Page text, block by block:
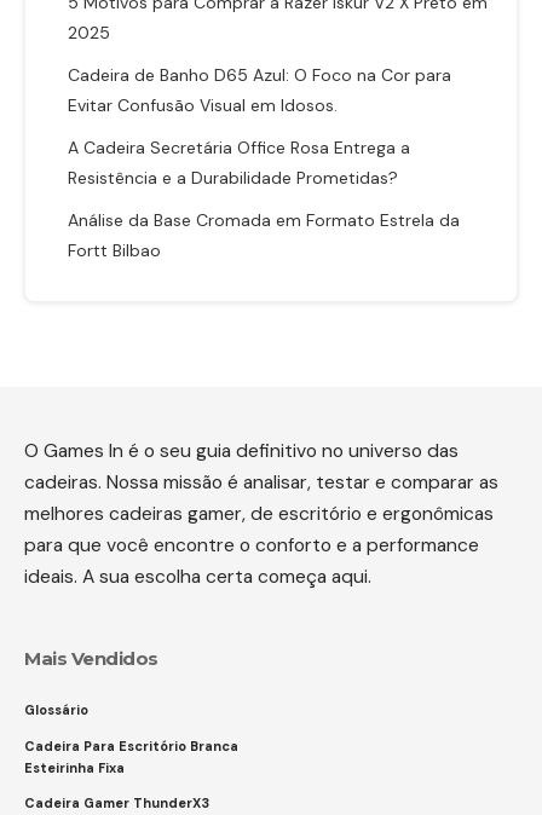
2025
Cadeira de Banho D65 Azul: O Foco na Cor para
Evitar Confusão Visual em Idosos.
A Cadeira Secretária Office Rosa Entrega a
Resistência e a Durabilidade Prometidas?
Análise da Base Cromada em Formato Estrela da
Fortt Bilbao
O Games In é o seu guia definitivo no universo das
cadeiras. Nossa missão é analisar, testar e comparar as
melhores cadeiras gamer, de escritório e ergonômicas
para que você encontre o conforto e a performance
ideais. A sua escolha certa começa aqui.
Mais Vendidos
Glossário
Cadeira Para Escritório Branca
Esteirinha Fixa
Cadeira Gamer ThunderX3